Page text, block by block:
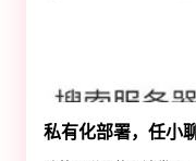
私有化部署，任小